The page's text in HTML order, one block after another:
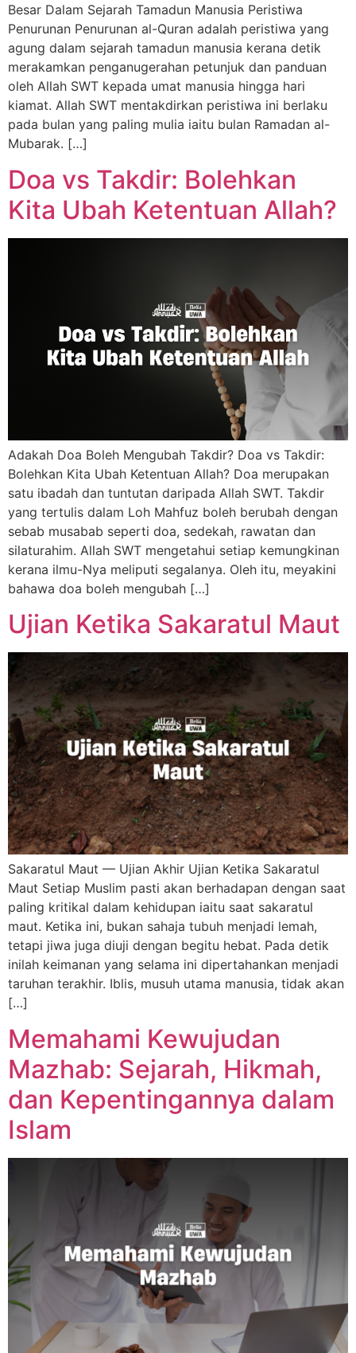
Besar Dalam Sejarah Tamadun Manusia Peristiwa
Penurunan Penurunan al-Quran adalah peristiwa yang
agung dalam sejarah tamadun manusia kerana detik
merakamkan penganugerahan petunjuk dan panduan
oleh Allah SWT kepada umat manusia hingga hari
kiamat. Allah SWT mentakdirkan peristiwa ini berlaku
pada bulan yang paling mulia iaitu bulan Ramadan al-
Mubarak. […]
Doa vs Takdir: Bolehkan
Kita Ubah Ketentuan Allah?
Adakah Doa Boleh Mengubah Takdir? Doa vs Takdir:
Bolehkan Kita Ubah Ketentuan Allah? Doa merupakan
satu ibadah dan tuntutan daripada Allah SWT. Takdir
yang tertulis dalam Loh Mahfuz boleh berubah dengan
sebab musabab seperti doa, sedekah, rawatan dan
silaturahim. Allah SWT mengetahui setiap kemungkinan
kerana ilmu-Nya meliputi segalanya. Oleh itu, meyakini
bahawa doa boleh mengubah […]
Ujian Ketika Sakaratul Maut
Sakaratul Maut — Ujian Akhir Ujian Ketika Sakaratul
Maut Setiap Muslim pasti akan berhadapan dengan saat
paling kritikal dalam kehidupan iaitu saat sakaratul
maut. Ketika ini, bukan sahaja tubuh menjadi lemah,
tetapi jiwa juga diuji dengan begitu hebat. Pada detik
inilah keimanan yang selama ini dipertahankan menjadi
taruhan terakhir. Iblis, musuh utama manusia, tidak akan
[…]
Memahami Kewujudan
Mazhab: Sejarah, Hikmah,
dan Kepentingannya dalam
Islam